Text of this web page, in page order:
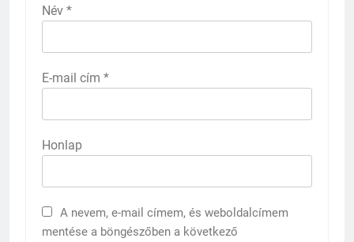
Név *
E-mail cím *
Honlap
A nevem, e-mail címem, és weboldalcímem
mentése a böngészőben a következő